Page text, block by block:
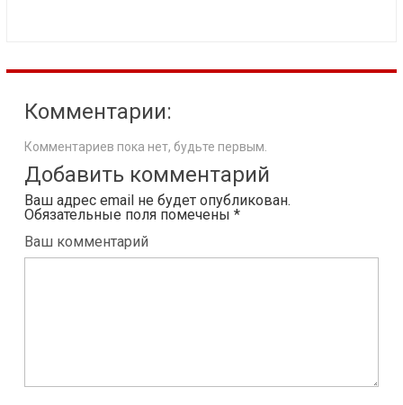
Комментарии:
Комментариев пока нет, будьте первым.
Добавить комментарий
Ваш адрес email не будет опубликован.
Обязательные поля помечены *
Ваш комментарий